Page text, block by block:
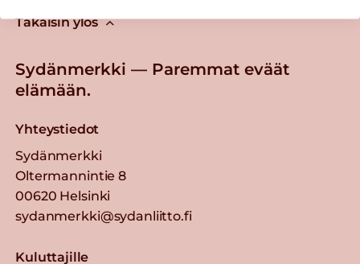
Takaisin ylös
Sydänmerkki — Paremmat eväät
elämään.
Yhteystiedot
Sydänmerkki
Oltermannintie 8
00620 Helsinki
sydanmerkki@sydanliitto.fi
Kuluttajille